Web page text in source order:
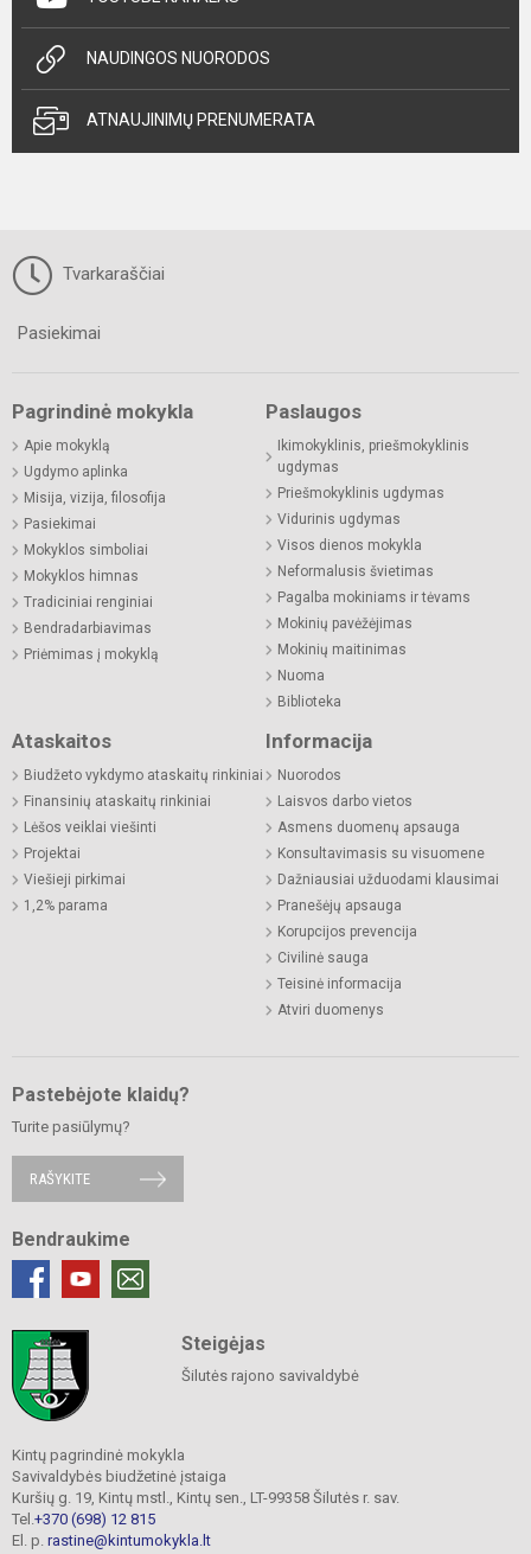
NAUDINGOS NUORODOS
ATNAUJINIMŲ PRENUMERATA
Tvarkaraščiai
Pasiekimai
Pagrindinė mokykla
Apie mokyklą
Ugdymo aplinka
Misija, vizija, filosofija
Pasiekimai
Mokyklos simboliai
Mokyklos himnas
Tradiciniai renginiai
Bendradarbiavimas
Priėmimas į mokyklą
Paslaugos
Ikimokyklinis, priešmokyklinis
ugdymas
Priešmokyklinis ugdymas
Vidurinis ugdymas
Visos dienos mokykla
Neformalusis švietimas
Pagalba mokiniams ir tėvams
Mokinių pavėžėjimas
Mokinių maitinimas
Nuoma
Biblioteka
Ataskaitos
Biudžeto vykdymo ataskaitų rinkiniai
Finansinių ataskaitų rinkiniai
Lėšos veiklai viešinti
Projektai
Viešieji pirkimai
1,2% parama
Informacija
Nuorodos
Laisvos darbo vietos
Asmens duomenų apsauga
Konsultavimasis su visuomene
Dažniausiai užduodami klausimai
Pranešėjų apsauga
Korupcijos prevencija
Civilinė sauga
Teisinė informacija
Atviri duomenys
Pastebėjote klaidų?
Turite pasiūlymų?
RAŠYKITE
Bendraukime
Steigėjas
Šilutės rajono savivaldybė
Kintų pagrindinė mokykla
Savivaldybės biudžetinė įstaiga
Kuršių g. 19, Kintų mstl., Kintų sen., LT-99358 Šilutės r. sav.
Tel.+370 (698) 12 815
El. p. rastine@kintumokykla.lt